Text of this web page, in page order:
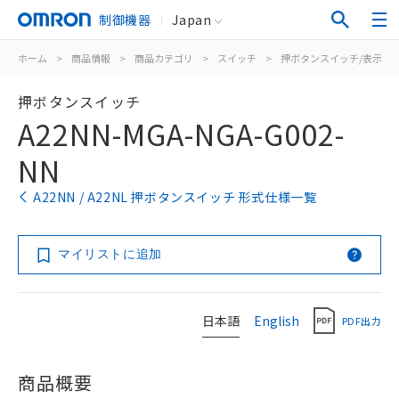
制御機器 Japan
ホーム > 商品情報 > 商品カテゴリ > スイッチ > 押ボタンスイッチ/表示灯
押ボタンスイッチ
A22NN-MGA-NGA-G002-
NN
A22NN / A22NL 押ボタンスイッチ 形式仕様一覧
マイリストに追加
日本語 English PDF出力
商品概要